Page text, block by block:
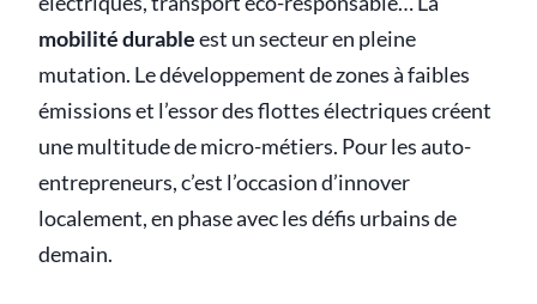
mobilité durableest un secteur en pleine
mutation. Le développement de zones à faibles
émissions et l’essor des flottes électriques créent
une multitude de micro-métiers. Pour les auto-
entrepreneurs, c’est l’occasion d’innover
localement, en phase avec les défis urbains de
demain.